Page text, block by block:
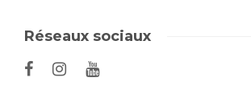
Réseaux sociaux